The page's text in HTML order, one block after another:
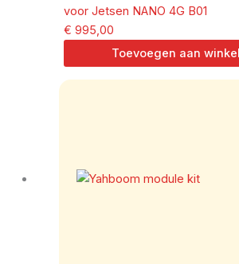
voor Jetsen NANO 4G B01
€ 995,00
Toevoegen aan